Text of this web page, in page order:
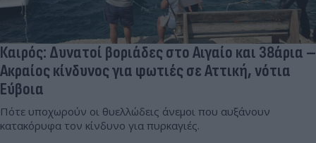
Καιρός: Δυνατοί βοριάδες στο Αιγαίο και 38άρια –
Ακραίος κίνδυνος για φωτιές σε Αττική, νότια
Εύβοια
Πότε υποχωρούν οι θυελλώδεις άνεμοι που αυξάνουν
κατακόρυφα τον κίνδυνο για πυρκαγιές.